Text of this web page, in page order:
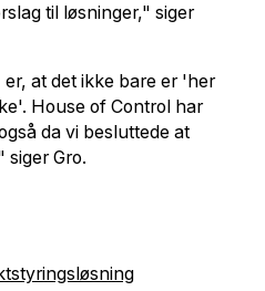
til løsninger," siger
at det ikke bare er 'her
House of Control har
da vi besluttede at
Gro.